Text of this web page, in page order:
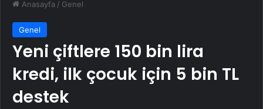
Anasayfa / Genel
Genel
Yeni çiftlere 150 bin lira
kredi, ilk çocuk için 5 bin TL
destek